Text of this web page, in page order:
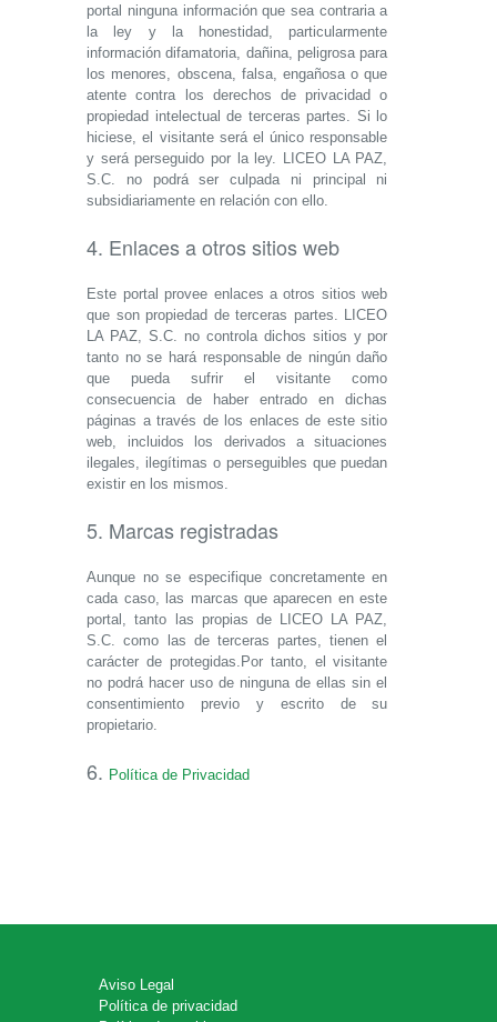
portal ninguna información que sea contraria a
la ley y la honestidad, particularmente
información difamatoria, dañina, peligrosa para
los menores, obscena, falsa, engañosa o que
atente contra los derechos de privacidad o
propiedad intelectual de terceras partes. Si lo
hiciese, el visitante será el único responsable
y será perseguido por la ley. LICEO LA PAZ,
S.C. no podrá ser culpada ni principal ni
subsidiariamente en relación con ello.
4. Enlaces a otros sitios web
Este portal provee enlaces a otros sitios web
que son propiedad de terceras partes. LICEO
LA PAZ, S.C. no controla dichos sitios y por
tanto no se hará responsable de ningún daño
que pueda sufrir el visitante como
consecuencia de haber entrado en dichas
páginas a través de los enlaces de este sitio
web, incluidos los derivados a situaciones
ilegales, ilegítimas o perseguibles que puedan
existir en los mismos.
5. Marcas registradas
Aunque no se especifique concretamente en
cada caso, las marcas que aparecen en este
portal, tanto las propias de LICEO LA PAZ,
S.C. como las de terceras partes, tienen el
carácter de protegidas.Por tanto, el visitante
no podrá hacer uso de ninguna de ellas sin el
consentimiento previo y escrito de su
propietario.
6. Política de Privacidad
Aviso Legal
Política de privacidad